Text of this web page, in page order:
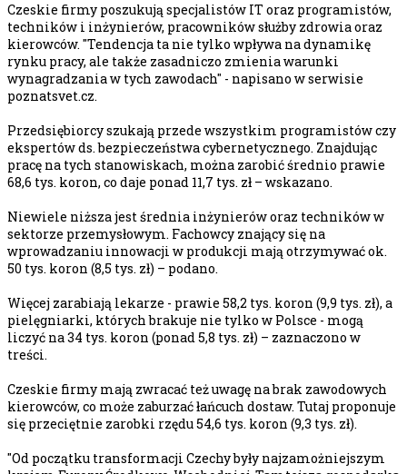
Czeskie firmy poszukują specjalistów IT oraz programistów,
techników i inżynierów, pracowników służby zdrowia oraz
kierowców. "Tendencja ta nie tylko wpływa na dynamikę
rynku pracy, ale także zasadniczo zmienia warunki
wynagradzania w tych zawodach" - napisano w serwisie
poznatsvet.cz.
Przedsiębiorcy szukają przede wszystkim programistów czy
ekspertów ds. bezpieczeństwa cybernetycznego. Znajdując
pracę na tych stanowiskach, można zarobić średnio prawie
68,6 tys. koron, co daje ponad 11,7 tys. zł – wskazano.
Niewiele niższa jest średnia inżynierów oraz techników w
sektorze przemysłowym. Fachowcy znający się na
wprowadzaniu innowacji w produkcji mają otrzymywać ok.
50 tys. koron (8,5 tys. zł) – podano.
Więcej zarabiają lekarze - prawie 58,2 tys. koron (9,9 tys. zł), a
pielęgniarki, których brakuje nie tylko w Polsce - mogą
liczyć na 34 tys. koron (ponad 5,8 tys. zł) – zaznaczono w
treści.
Czeskie firmy mają zwracać też uwagę na brak zawodowych
kierowców, co może zaburzać łańcuch dostaw. Tutaj proponuje
się przeciętnie zarobki rzędu 54,6 tys. koron (9,3 tys. zł).
"Od początku transformacji Czechy były najzamożniejszym